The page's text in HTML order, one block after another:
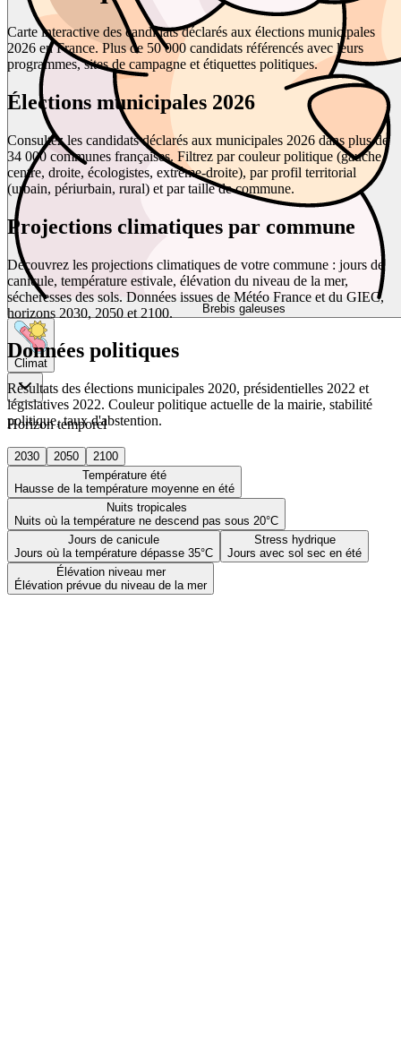
Brebis galeuses
Climat
Horizon temporel
2030 2050
2100
Température été
Hausse de la température moyenne en été
Nuits tropicales
Nuits où la température ne descend pas sous 20°C
Jours de canicule
Jours où la température dépasse 35°C
Stress hydrique
Jours avec sol sec en été
Élévation niveau mer
Élévation prévue du niveau de la mer
Carte interactive des candidats déclarés aux élections municipales
2026 en France. Plus de 50 000 candidats référencés avec leurs
programmes, sites de campagne et étiquettes politiques.
Élections municipales 2026
Consultez les candidats déclarés aux municipales 2026 dans plus de
34 000 communes françaises. Filtrez par couleur politique (gauche,
centre, droite, écologistes, extrême-droite), par profil territorial
(urbain, périurbain, rural) et par taille de commune.
Projections climatiques par commune
Découvrez les projections climatiques de votre commune : jours de
canicule, température estivale, élévation du niveau de la mer,
sécheresses des sols. Données issues de Météo France et du GIEC,
horizons 2030, 2050 et 2100.
Données politiques
Résultats des élections municipales 2020, présidentielles 2022 et
législatives 2022. Couleur politique actuelle de la mairie, stabilité
politique, taux d'abstention.